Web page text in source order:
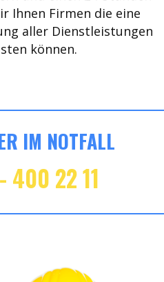
Ihnen Firmen die eine
aller Dienstleistungen
können.
IM NOTFALL
22 11